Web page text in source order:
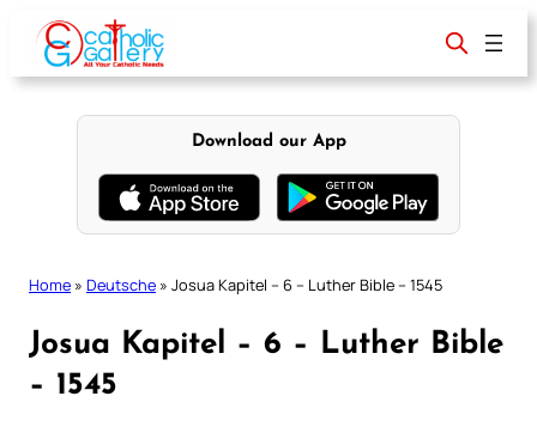
content
Download our App
Home » Deutsche » Josua Kapitel – 6 – Luther Bible – 1545
Josua Kapitel – 6 – Luther Bible
– 1545